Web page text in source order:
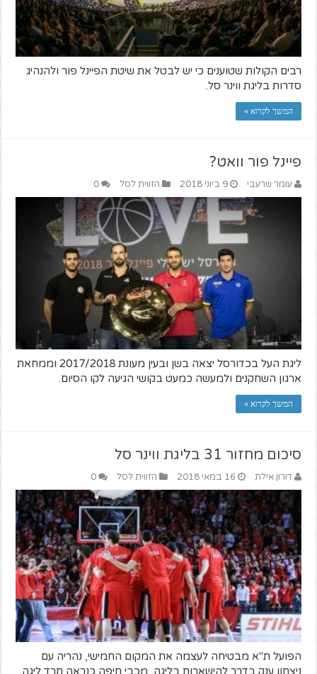
רבים הקולות שטוענים כי יש לבטל את שיטת הפיינל פור ולהנהיג
סדרות בליגת ווינר סל.
המשך לקרוא »
פיינל פור וואט?
עומר שרעבי 9 ביוני 2018 הזווית לסל 0
ליגת העל בכדורסל יצאה בשן ובעין מעונת 2017/2018 וממחאת
ארגון השחקנים ולמעשה כמעט בקושי הגיעה לקו הסיום.
המשך לקרוא »
סיכום מחזור 31 בליגת ווינר סל
דורון אילת 16 במאי 2018 הזווית לסל 0
הפועל ת"א מבטיחה לעצמה את המקום החמישי, נהריה עם
ניצחון ענק בדרך להישארות בליגה, מכבי חיפה כנראה תרד ליגה,